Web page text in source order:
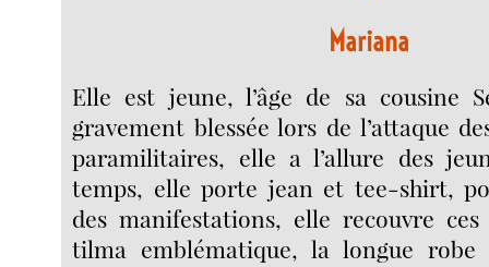
Mariana
Elle est jeune, l’âge de sa cousine
gravement blessée lors de l’attaque
paramilitaires, elle a l’allure des
temps, elle porte jean et tee-shirt,
des manifestations, elle recouvre
tilma emblématique, la longue